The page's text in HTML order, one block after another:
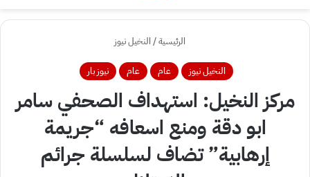
الرئيسية/ النخيل نيوز
النخيل نيوز عام عام نيوز بار
مركز النخيل: استهداف الصحفي سامر
ابو دقة ومنع اسعافه “جريمة
إرهابية” تضاف لسلسلة جرائم